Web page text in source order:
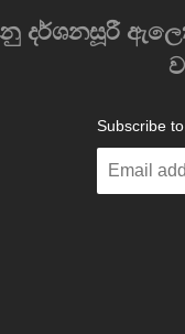
යනු දර්ශනසූරී
Subscribe
Enter